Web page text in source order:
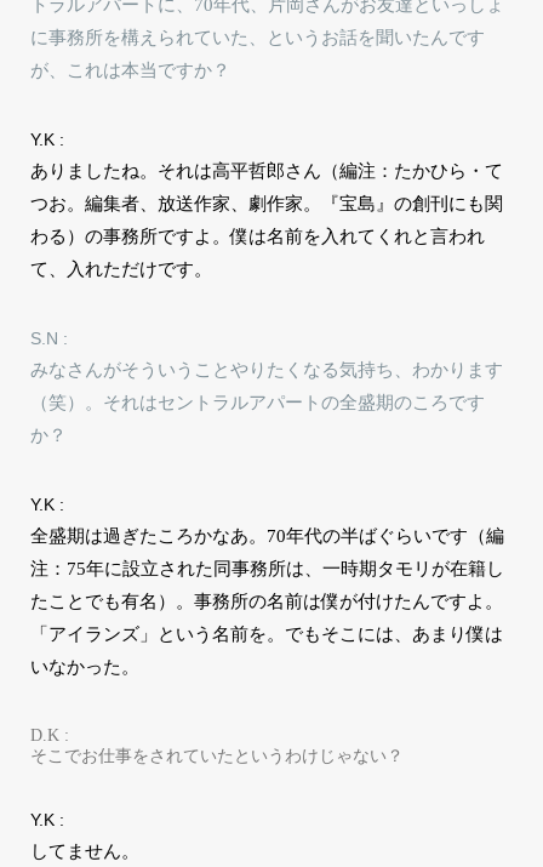
トラルアパートに、70年代、片岡さんがお友達といっしょ
に事務所を構えられていた、というお話を聞いたんです
が、これは本当ですか？
Y.K :
ありましたね。それは高平哲郎さん（編注：たかひら・て
つお。編集者、放送作家、劇作家。『宝島』の創刊にも関
わる）の事務所ですよ。僕は名前を入れてくれと言われ
て、入れただけです。
S.N :
みなさんがそういうことやりたくなる気持ち、わかります
（笑）。それはセントラルアパートの全盛期のころです
か？
Y.K :
全盛期は過ぎたころかなあ。70年代の半ばぐらいです（編
注：75年に設立された同事務所は、一時期タモリが在籍し
たことでも有名）。事務所の名前は僕が付けたんですよ。
「アイランズ」という名前を。でもそこには、あまり僕は
いなかった。
D.K :
そこでお仕事をされていたというわけじゃない？
Y.K :
してません。